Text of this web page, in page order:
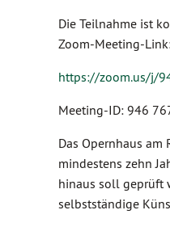
Die Teilnahme ist
Zoom-Meeting-
https://zoom.us/j/
Meeting-ID: 946
Das Opernhaus
mindestens zehn
hinaus soll geprüft
selbstständige